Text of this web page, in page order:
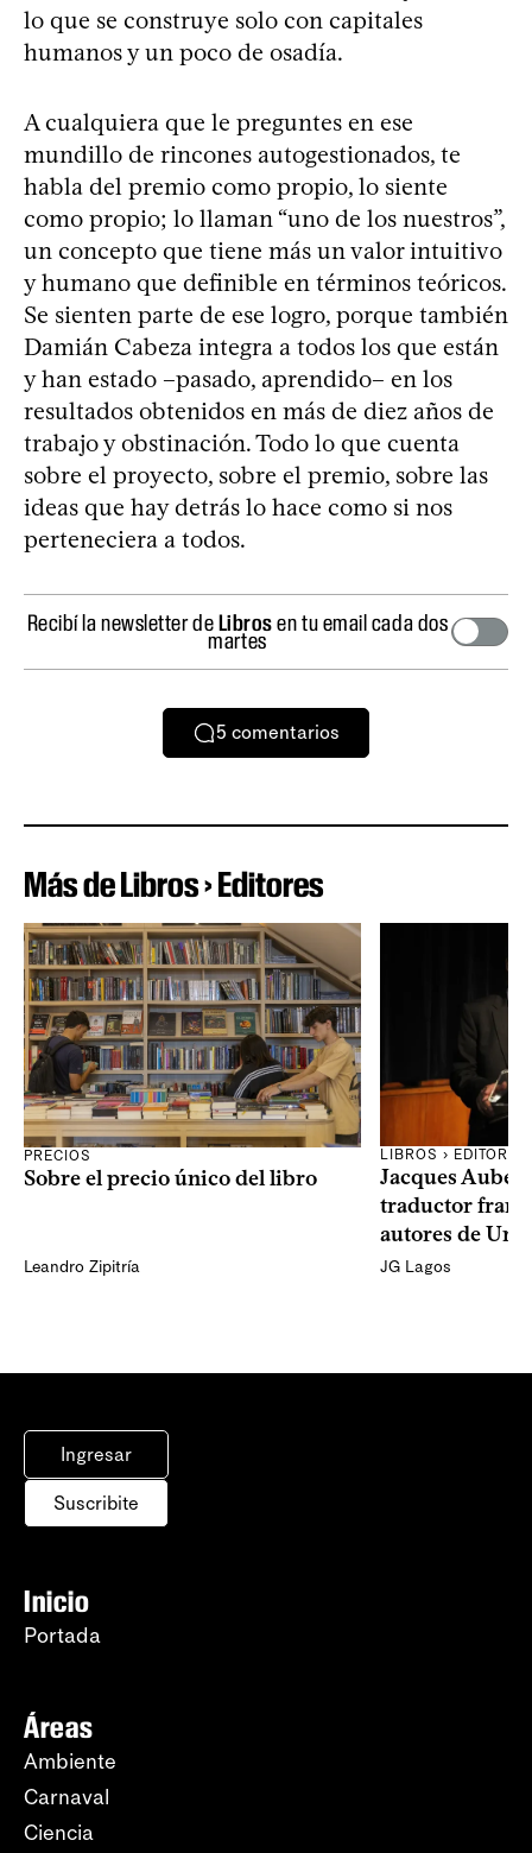
lo que se construye solo con capitales
humanos y un poco de osadía.
A cualquiera que le preguntes en ese
mundillo de rincones autogestionados, te
habla del premio como propio, lo siente
como propio; lo llaman “uno de los nuestros”,
un concepto que tiene más un valor intuitivo
y humano que definible en términos teóricos.
Se sienten parte de ese logro, porque también
Damián Cabeza integra a todos los que están
y han estado –pasado, aprendido– en los
resultados obtenidos en más de diez años de
trabajo y obstinación. Todo lo que cuenta
sobre el proyecto, sobre el premio, sobre las
ideas que hay detrás lo hace como si nos
perteneciera a todos.
Recibí la newsletter deLibrosen tu email cada dos
martes
5 comentarios
Más de Libros › Editores
PRECIOS
Sobre el precio único del libro
Leandro Zipitría
LIBROS › EDITORES
Jacques
traductor
autores de
JG Lagos
Ingresar
Suscribite
Inicio
Portada
Áreas
Ambiente
Carnaval
Ciencia